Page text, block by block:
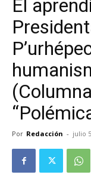
El
Por Redacción - julio